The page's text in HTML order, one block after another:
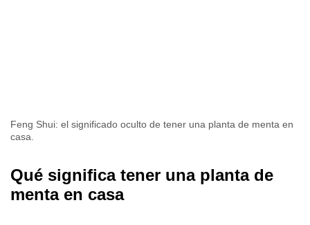
Feng Shui: el significado oculto de tener una planta de menta en
casa.
Qué significa tener una planta de
menta en casa